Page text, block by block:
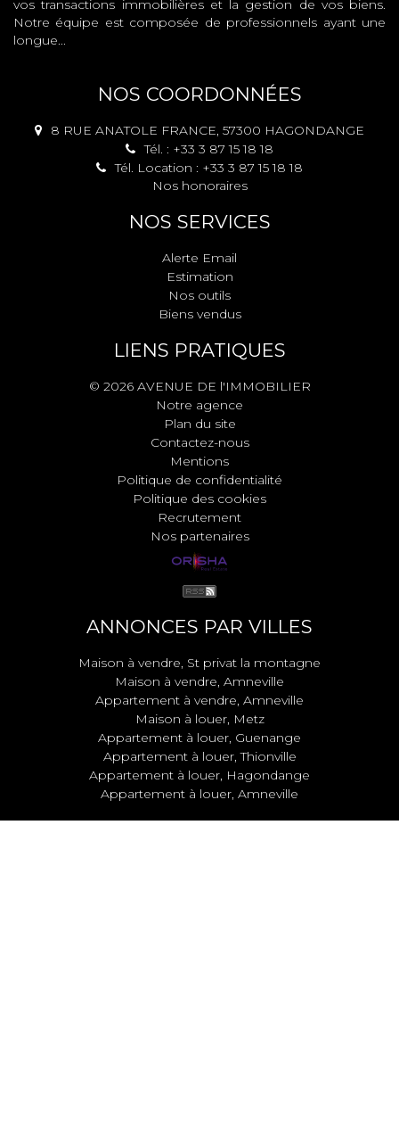
vos transactions immobilières et la gestion de vos biens.
Notre équipe est composée de professionnels ayant une
longue...
NOS COORDONNÉES
8 RUE ANATOLE FRANCE, 57300 HAGONDANGE
Tél. : +33 3 87 15 18 18
Tél. Location : +33 3 87 15 18 18
Nos honoraires
NOS SERVICES
Alerte Email
Estimation
Nos outils
Biens vendus
LIENS PRATIQUES
© 2026 AVENUE DE l'IMMOBILIER
Notre agence
Plan du site
Contactez-nous
Mentions
Politique de confidentialité
Politique des cookies
Recrutement
Nos partenaires
ANNONCES PAR VILLES
Maison à vendre, St privat la montagne
Maison à vendre, Amneville
Appartement à vendre, Amneville
Maison à louer, Metz
Appartement à louer, Guenange
Appartement à louer, Thionville
Appartement à louer, Hagondange
Appartement à louer, Amneville